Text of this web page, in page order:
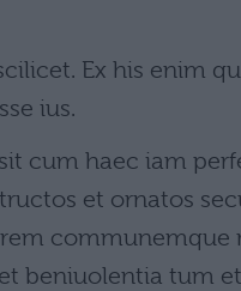
Ex his enim
ius.
cum haec iam
et ornatos
communemque
beniuolentia tum